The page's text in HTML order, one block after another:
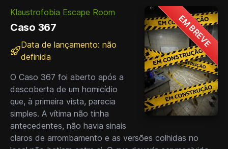
EM BREVE
Klaustrofobia Escape Room
Caso 367
Data de lançamento: não
definida
O Caso 367 foi aberto após a
descoberta de um homicídio
que, à primeira vista, parecia
simples. A vítima não tinha
antecedentes, não havia sinais
claros de arrombamento e as versões colhidas no